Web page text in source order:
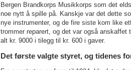
Bergen Brandkorps Musikkorps som det
noe nytt å spille på. Kanskje var det dette
nye instrumenter, og de fire siste kom like
trommer reparert, og det var også
alt kr. 9000 i tilegg til kr. 600 i gaver.
Det første valgte styret, og tidenes